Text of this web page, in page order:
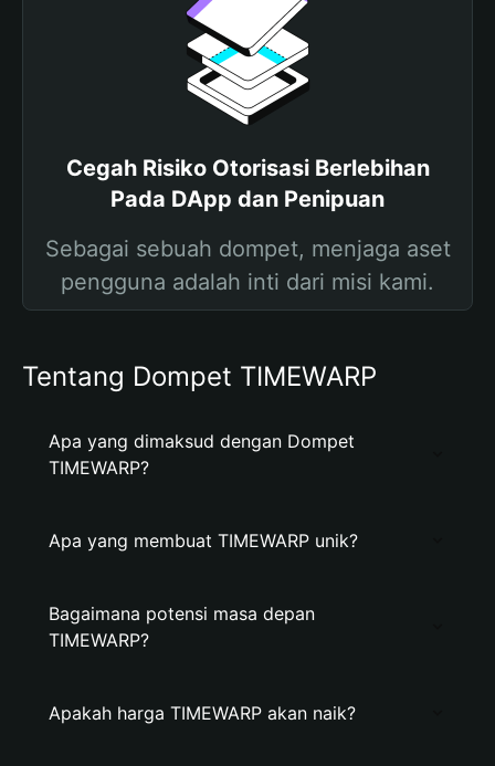
Cegah Risiko Otorisasi Berlebihan
Pada DApp dan Penipuan
Sebagai sebuah dompet, menjaga aset
pengguna adalah inti dari misi kami.
Tentang Dompet TIMEWARP
Apa yang dimaksud dengan Dompet
TIMEWARP?
Apa yang membuat TIMEWARP unik?
Bagaimana potensi masa depan
TIMEWARP?
Apakah harga TIMEWARP akan naik?